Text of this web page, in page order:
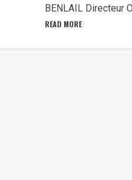
BENLAIL Directeur
READ MORE